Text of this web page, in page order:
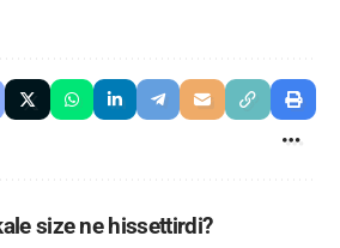
size ne hissettirdi?